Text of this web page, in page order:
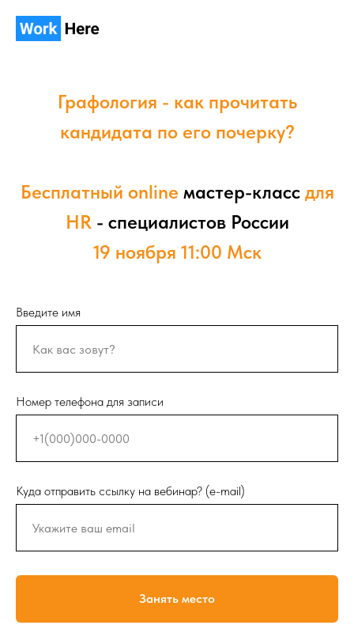
Графология - как прочитать
кандидата по его почерку?
Бесплатный online мастер-класс для
HR - специалистов России
19 ноября 11:00 Мск
Введите имя
Номер телефона для записи
Куда отправить ссылку на вебинар? (e-mail)
Занять место